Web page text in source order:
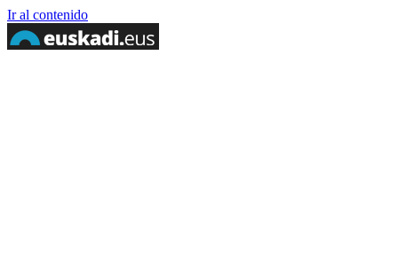
Ir al contenido